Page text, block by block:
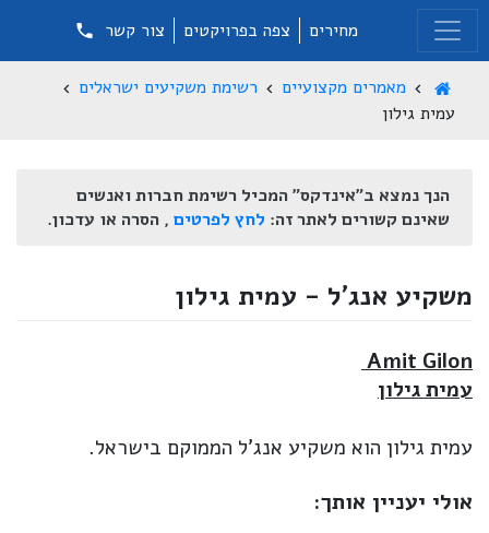
מחירים צפה בפרויקטים צור קשר
מאמרים מקצועיים
רשימת משקיעים ישראלים
עמית גילון
הנך נמצא ב"אינדקס" המכיל רשימת חברות ואנשים
שאינם קשורים לאתר זה: לחץ לפרטים , הסרה או עדכון.
משקיע אנג'ל - עמית גילון
Amit Gilon
עמית גילון
עמית גילון הוא משקיע אנג'ל הממוקם בישראל.
אולי יעניין אותך: